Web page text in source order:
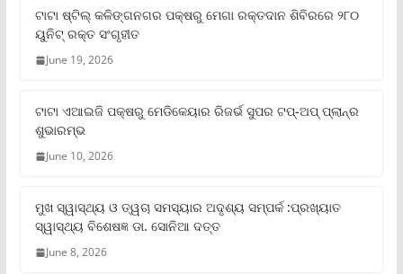
ଟାଟା ଷ୍ଟିଲ୍‌ କଳିଙ୍ଗନଗର ପକ୍ଷରୁ ମେଗା ରକ୍ତଦାନ ଶିବିରରେ ୨୮୦
ୟୁନିଟ୍‌ ରକ୍ତ ସଂଗୃହୀତ
June 19, 2026
ଟାଟା ଏଆଇଜି ପକ୍ଷରୁ ମେଡିକେୟାର ରିଜର୍ଭ ସୁପର ଟପ୍‌-ଅପ୍ ପ୍ଲାନ୍‌ର
ଶୁଭାରମ୍ଭ
June 10, 2026
ମୁଖ ସ୍ୱାସ୍ଥ୍ୟ ଓ ତ୍ୱଚା ସମସ୍ୟାର ଅଦୃଶ୍ୟ ସମ୍ପର୍କ :ପ୍ରଖ୍ୟାତ
ସ୍ୱାସ୍ଥ୍ୟ ବିଶେଷଜ୍ଞ ଡା. ସୋନିଆ ଦତ୍ତ
June 8, 2026